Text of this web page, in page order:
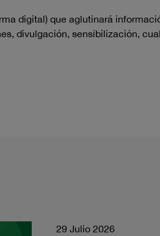
digital) que aglutinará
divulgación, sensibilización,
29 Julio 2026